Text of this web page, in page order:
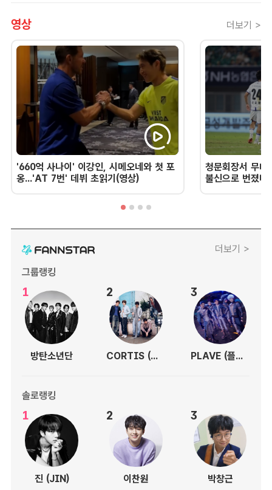
영상 더보기 >
'660억 사나이' 이강인, 시메오네와 첫 포
옹...'AT 7번' 데뷔 초읽기(영상)
청문회장서 무너
불신으로 번졌
더보기 >
그룹랭킹
1
방탄소년단
2
CORTIS (코르티스)
3
PLAVE (플레이브)
솔로랭킹
1
진 (JIN)
2
이찬원
3
박창근